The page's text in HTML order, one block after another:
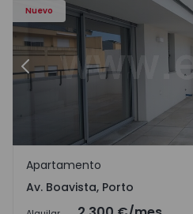
Nuevo
Anterior
Av. Boavista, Porto
Apartamento
Av. Boavista, Porto